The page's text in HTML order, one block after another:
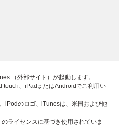
（外部サイト）が起動します。
touch、iPadまたはAndroidでご利用い
iPodのロゴ、iTunesは、米国および他
ライセンスに基づき使用されていま